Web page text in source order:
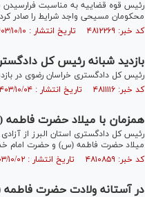
محکومان مسیحی واجد شرایط را صادر
کد خبر: ۴۸۱۲۲۶۹ تاریخ انتشار : ۱۴۰۳/۱۰/۱۰
بازدید شبانه رئیس کل دادگستری
رئیس کل دادگستری خراسان رضوی در
کد خبر: ۴۸۱۱۱۱۶ تاریخ انتشار : ۱۴۰۳/۱۰/۰۴
همزمان با میلاد حضرت فاطمه (س)، ۱۶۶ مددجو در استان البرز مشمول آزادی
میلاد حضرت فاطمه (س) و حضرت امام خمینی (ره) رقم
کد خبر: ۴۸۱۰۸۵۹ تاریخ انتشار : ۱۴۰۳/۱۰/۰۲
در آستانه ولادت حضرت فاطمه (س) به ۶۰۰ مددجوی استان چهارمحال و